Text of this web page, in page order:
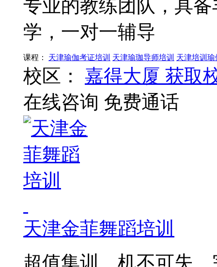
专业的教练团队，具
学，一对一辅导
课程： 天津瑜伽考证培训 天津瑜珈导师培训 天津培训瑜
校区： 嘉得大厦 获取
在线咨询 免费通话
天津金菲舞蹈培训
超值集训、机不可失